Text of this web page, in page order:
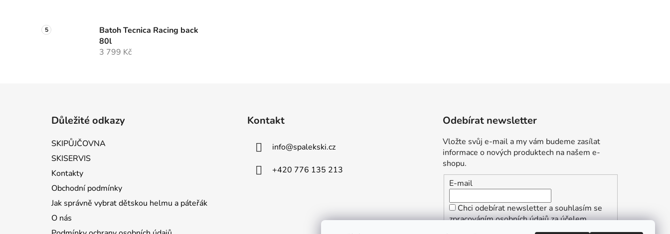
Batoh Tecnica Racing back
80l
3 799 Kč
Důležité odkazy
SKIPŮJČOVNA
SKISERVIS
Kontakty
Obchodní podmínky
Jak správně vybrat dětskou helmu a páteřák
O nás
Kontakt
info@spalekski.cz
+420 776 135 213
Odebírat newsletter
Vložte svůj e-mail a my vám budeme zasílat
informace o nových produktech na našem e-
shopu.
E-mail
Chci odebírat newsletter a souhlasím se
zpracováním osobních údajů za účelem
zasílání informací o speciálních akcích a